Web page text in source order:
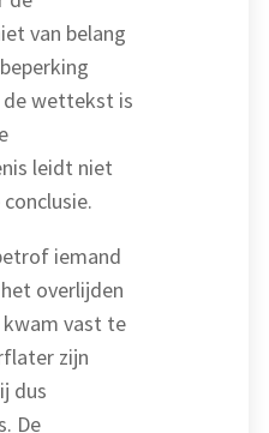
van belang
wettekst is
leidt niet
iemand
overlijden
vast te
zijn
dus
De